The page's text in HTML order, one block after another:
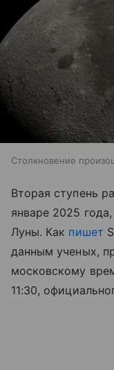
Столкновение
Вторая ступень
январе 2025
Луны. Как пишет
данным ученых,
московскому
11:30,